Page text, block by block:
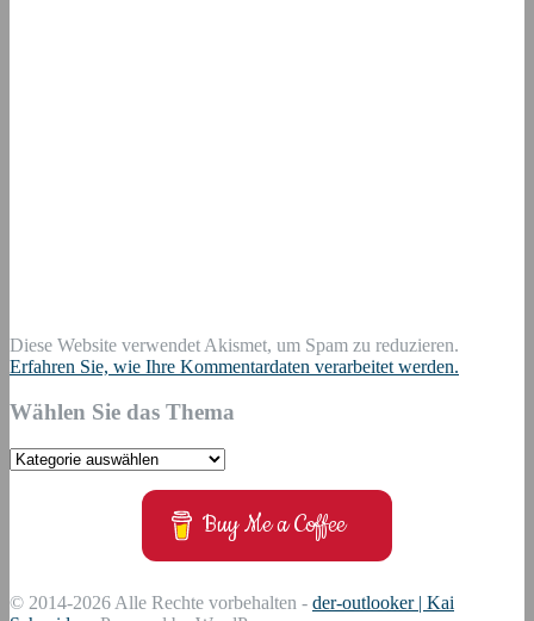
Diese Website verwendet Akismet, um Spam zu reduzieren.
Erfahren Sie, wie Ihre Kommentardaten verarbeitet werden.
Wählen Sie das Thema
Wählen
Buy Me a Coffee
© 2014-2026 Alle Rechte vorbehalten - der-outlooker | Kai